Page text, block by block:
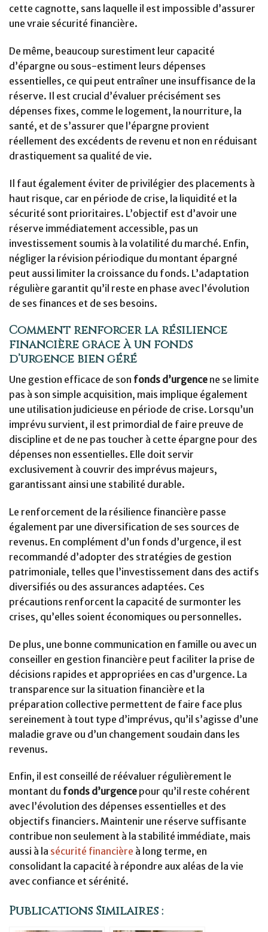
cette cagnotte, sans laquelle il est impossible d’assurer
une vraie sécurité financière.
De même, beaucoup surestiment leur capacité
d’épargne ou sous-estiment leurs dépenses
essentielles, ce qui peut entraîner une insuffisance de la
réserve. Il est crucial d’évaluer précisément ses
dépenses fixes, comme le logement, la nourriture, la
santé, et de s’assurer que l’épargne provient
réellement des excédents de revenu et non en réduisant
drastiquement sa qualité de vie.
Il faut également éviter de privilégier des placements à
haut risque, car en période de crise, la liquidité et la
sécurité sont prioritaires. L’objectif est d’avoir une
réserve immédiatement accessible, pas un
investissement soumis à la volatilité du marché. Enfin,
négliger la révision périodique du montant épargné
peut aussi limiter la croissance du fonds. L’adaptation
régulière garantit qu’il reste en phase avec l’évolution
de ses finances et de ses besoins.
Comment renforcer la résilience
financière grâce à un fonds
d’urgence bien géré
Une gestion efficace de son fonds d’urgence ne se limite
pas à son simple acquisition, mais implique également
une utilisation judicieuse en période de crise. Lorsqu’un
imprévu survient, il est primordial de faire preuve de
discipline et de ne pas toucher à cette épargne pour des
dépenses non essentielles. Elle doit servir
exclusivement à couvrir des imprévus majeurs,
garantissant ainsi une stabilité durable.
Le renforcement de la résilience financière passe
également par une diversification de ses sources de
revenus. En complément d’un fonds d’urgence, il est
recommandé d’adopter des stratégies de gestion
patrimoniale, telles que l’investissement dans des actifs
diversifiés ou des assurances adaptées. Ces
précautions renforcent la capacité de surmonter les
crises, qu’elles soient économiques ou personnelles.
De plus, une bonne communication en famille ou avec un
conseiller en gestion financière peut faciliter la prise de
décisions rapides et appropriées en cas d’urgence. La
transparence sur la situation financière et la
préparation collective permettent de faire face plus
sereinement à tout type d’imprévus, qu’il s’agisse d’une
maladie grave ou d’un changement soudain dans les
revenus.
Enfin, il est conseillé de réévaluer régulièrement le
montant du fonds d’urgence pour qu’il reste cohérent
avec l’évolution des dépenses essentielles et des
objectifs financiers. Maintenir une réserve suffisante
contribue non seulement à la stabilité immédiate, mais
aussi à la sécurité financière à long terme, en
consolidant la capacité à répondre aux aléas de la vie
avec confiance et sérénité.
Publications Similaires :